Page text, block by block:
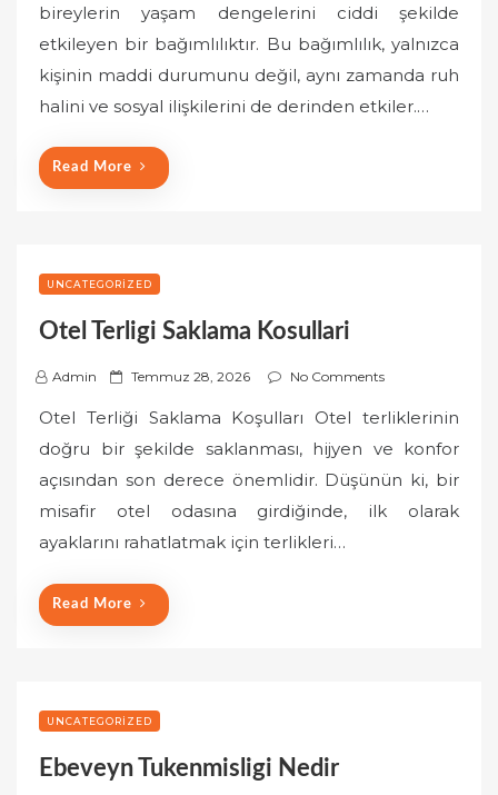
d
bireylerin yaşam dengelerini ciddi şekilde
etkileyen bir bağımlılıktır. Bu bağımlılık, yalnızca
kişinin maddi durumunu değil, aynı zamanda ruh
halini ve sosyal ilişkilerini de derinden etkiler.…
Read More
UNCATEGORIZED
Otel Terligi Saklama Kosullari
Admin
P
s
e
d
o
Temmuz 28, 2026 No Comments
Otel Terliği Saklama Koşulları Otel terliklerinin
doğru bir şekilde saklanması, hijyen ve konfor
açısından son derece önemlidir. Düşünün ki, bir
misafir otel odasına girdiğinde, ilk olarak
ayaklarını rahatlatmak için terlikleri…
Read More
UNCATEGORIZED
Ebeveyn Tukenmisligi Nedir